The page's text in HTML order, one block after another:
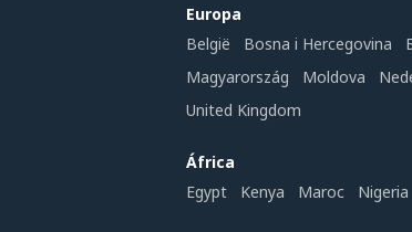
Europa
België
Bosna i Hercegovina
Magyarország
Moldova
United Kingdom
África
Egypt
Kenya Maroc Nigeria